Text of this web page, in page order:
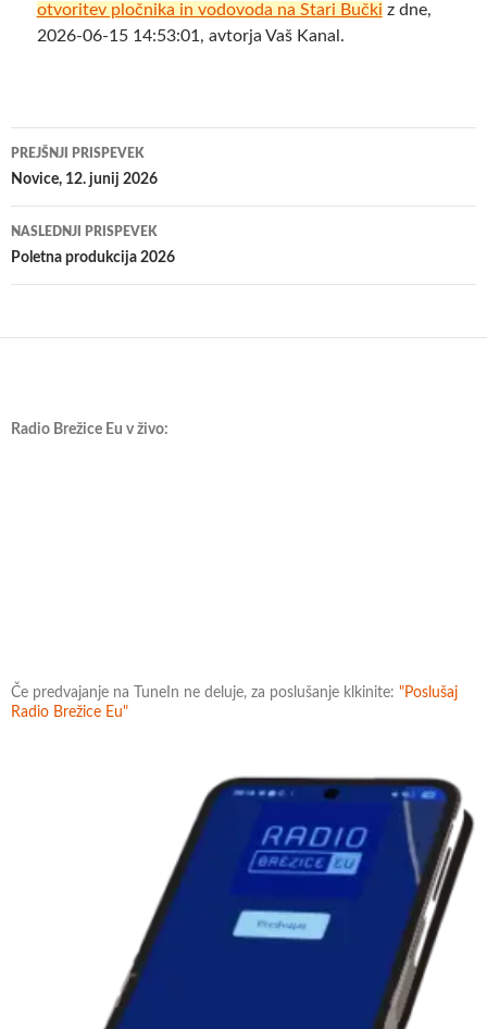
otvoritev pločnika in vodovoda na Stari Bučki z dne,
2026-06-15 14:53:01, avtorja Vaš Kanal.
Krmarjenje
po
prispevkih
PREJŠNJI PRISPEVEK
Novice, 12. junij 2026
NASLEDNJI PRISPEVEK
Poletna produkcija 2026
Radio Brežice Eu v živo:
Če predvajanje na TuneIn ne deluje, za poslušanje klkinite: "Poslušaj
Radio Brežice Eu"